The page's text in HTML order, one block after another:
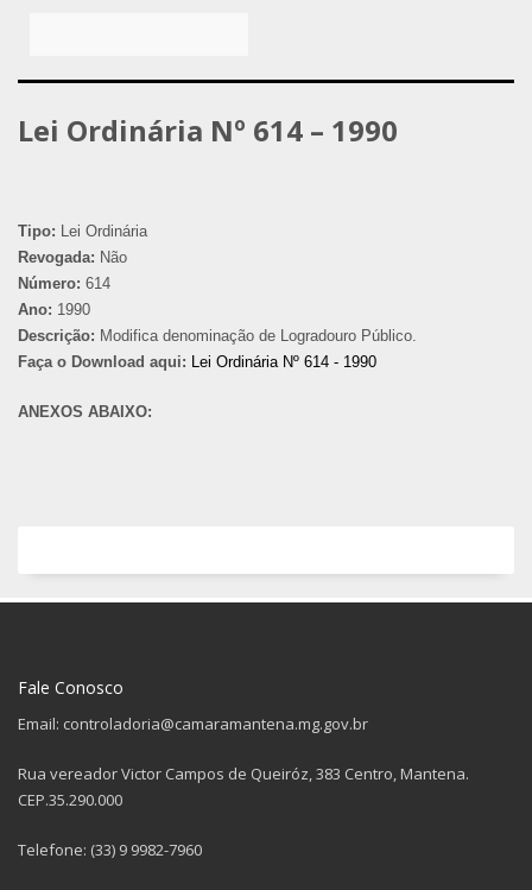
Lei Ordinária Nº 614 – 1990
Tipo: Lei Ordinária
Revogada: Não
Número: 614
Ano: 1990
Descrição: Modifica denominação de Logradouro Público.
Faça o Download aqui: Lei Ordinária Nº 614 - 1990
ANEXOS ABAIXO:
Fale Conosco
Email: controladoria@camaramantena.mg.gov.br
Rua vereador Victor Campos de Queiróz, 383 Centro, Mantena.
CEP.35.290.000
Telefone: (33) 9 9982-7960